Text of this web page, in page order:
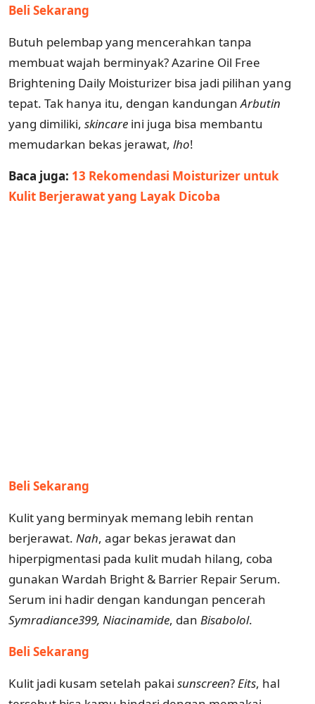
Beli Sekarang
Butuh pelembap yang mencerahkan tanpa
membuat wajah berminyak? Azarine Oil Free
Brightening Daily Moisturizer bisa jadi pilihan yang
tepat. Tak hanya itu, dengan kandunganArbutin
yang dimiliki, skincare ini juga bisa membantu
memudarkan bekas jerawat, lho!
Baca juga: 13 Rekomendasi Moisturizer untuk
Kulit Berjerawat yang Layak Dicoba
Beli Sekarang
Kulit yang berminyak memang lebih rentan
berjerawat. Nah, agar bekas jerawat dan
hiperpigmentasi pada kulit mudah hilang, coba
gunakan Wardah Bright & Barrier Repair Serum.
Serum ini hadir dengan kandungan pencerah
Symradiance399, Niacinamide, dan Bisabolol.
Beli Sekarang
Kulit jadi kusam setelah pakai sunscreen?Eits, hal